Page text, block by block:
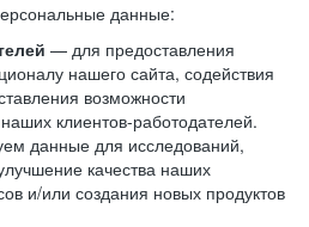
данные:
— для предоставления
нашего сайта, содействия
возможности
клиентов-работодателей.
данные для исследований,
качества наших
и/или создания новых продуктов